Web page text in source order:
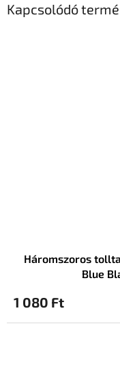
Kapcsolódó
Háromszoros
Blue
1 080 Ft